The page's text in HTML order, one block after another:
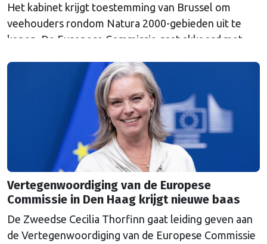
Het kabinet krijgt toestemming van Brussel om
veehouders rondom Natura 2000-gebieden uit te
kopen. De Europese Commissie gaat akkoord met
Vertegenwoordiging van de Europese
Commissie in Den Haag krijgt nieuwe baas
De Zweedse Cecilia Thorfinn gaat leiding geven aan
de Vertegenwoordiging van de Europese Commissie